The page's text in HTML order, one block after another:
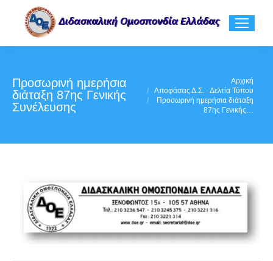
Προσωρινή ημερήσια
διάταξη 87ης Γενικής
Συνέλευσης
Αρχική
Αποφάσεις Δ.Σ. - Δελτία Τύπου
Προσωρινή ημερήσια διάταξη
87ης Γενικής…